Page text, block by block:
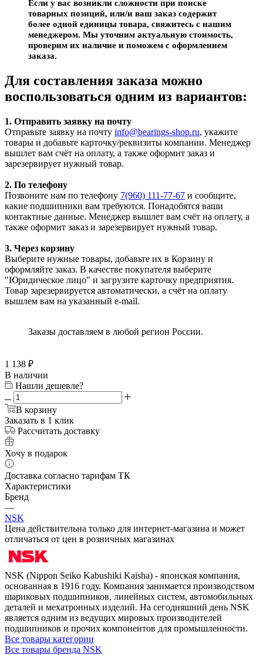
Если у вас возникли сложности при поиске
товарных позиций, или/и ваш заказ содержит
более одной единицы товара, свяжитесь с нашим
менеджером. Мы уточним актуальную стоимость,
проверим их наличие и поможем с оформлением
заказа.
Для составления заказа можно
воспользоваться одним из вариантов:
1. Отправить заявку на почту
Отправьте заявку на почту info@bearings-shop.ru, укажите
товары и добавьте карточку/реквизиты компании. Менеджер
вышлет вам счёт на оплату, а также оформит заказ и
зарезервирует нужный товар.
2. По телефону
Позвоните нам по телефону 7(960) 111-77-67 и сообщите,
какие подшипники вам требуются. Понадобятся ваши
контактные данные. Менеджер вышлет вам счёт на оплату, а
также оформит заказ и зарезервирует нужный товар.
3. Через корзину
Выберите нужные товары, добавьте их в Корзину и
оформляйте заказ. В качестве покупателя выберите
"Юридическое лицо" и загрузите карточку предприятия.
Товар зарезервируется автоматически, а счёт на оплату
вышлем вам на указанный e-mail.
Заказы доставляем в любой регион России.
1 138 ₽
В наличии
Нашли дешевле?
В корзину
Заказать в 1 клик
Рассчитать доставку
Хочу в подарок
Доставка согласно тарифам ТК
Характеристики
Бренд
—
NSK
Цена действительна только для интернет-магазина и может
отличаться от цен в розничных магазинах
NSK (Nippon Seiko Kabushiki Kaisha) - японская компания,
основанная в 1916 году. Компания занимается производством
шариковых подшипников, линейных систем, автомобильных
деталей и мехатронных изделий. На сегодняшний день NSK
является одним из ведущих мировых производителей
подшипников и прочих компонентов для промышленности.
Все товары категории
Все товары бренда NSK